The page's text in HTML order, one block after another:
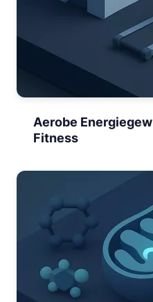
Aerobe
Fitness